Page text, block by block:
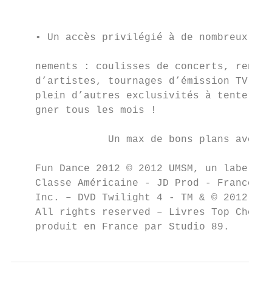
• Un accès privilégié à de nombreux
nements : coulisses de concerts,
d’artistes, tournages d’émission
plein d’autres exclusivités à tenter
gner tous les mois !
                Un max de bons plans avec
Fun Dance 2012 © 2012 UMSM, un label
Classe Américaine - JD Prod - France
Inc. – DVD Twilight 4 - TM & © 2012
All rights reserved – Livres Top Chef
    produit en France par Studio 89.